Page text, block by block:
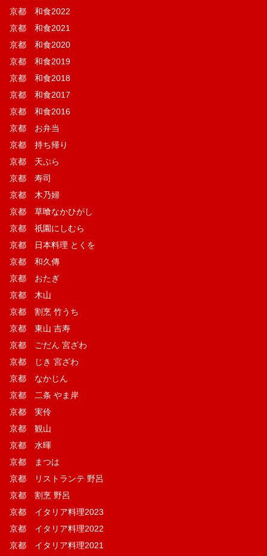
京都 和食2022
京都 和食2021
京都 和食2020
京都 和食2019
京都 和食2018
京都 和食2017
京都 和食2016
京都 お弁当
京都 持ち帰り
京都 天ぷら
京都 寿司
京都 木乃婦
京都 草喰なかひがし
京都 祇園にしむら
京都 日本料理 とくを
京都 和久傳
京都 おたぎ
京都 木山
京都 割烹 竹うち
京都 東山 吉寿
京都 ごだん 宮ざわ
京都 じき 宮ざわ
京都 なかじん
京都 二条 やま岸
京都 実伶
京都 観山
京都 水暉
京都 まつは
京都 リストランテ 野呂
京都 割烹 野呂
京都 イタリア料理2023
京都 イタリア料理2022
京都 イタリア料理2021